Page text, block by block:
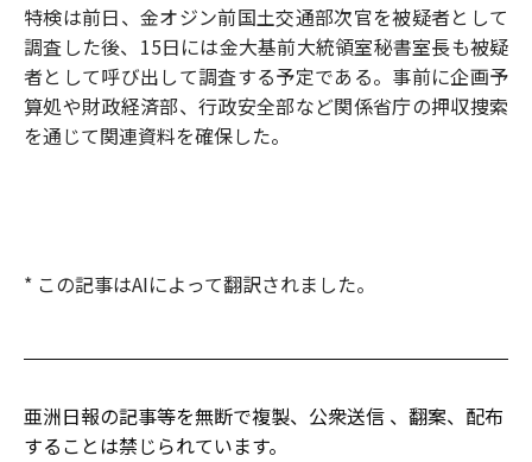
特検は前日、金オジン前国土交通部次官を被疑者として
調査した後、15日には金大基前大統領室秘書室長も被疑
者として呼び出して調査する予定である。事前に企画予
算処や財政経済部、行政安全部など関係省庁の押収捜索
を通じて関連資料を確保した。
* この記事はAIによって翻訳されました。
亜洲日報の記事等を無断で複製、公衆送信 、翻案、配布
することは禁じられています。